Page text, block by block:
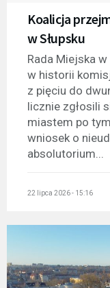
Koalicja
w Słupsku
Rada Miejska
w historii
z pięciu do
licznie zgłosili
miastem po
wniosek o
absolutorium...
22 lipca 2026 - 15:16